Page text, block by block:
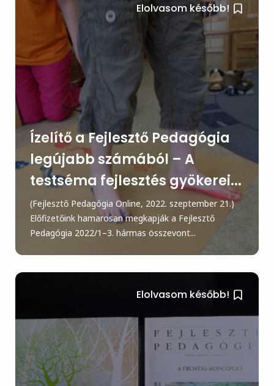
Elolvasom később!
Ízelítő a Fejlesztő Pedagógia
legújabb számából – A
testséma fejlesztés gyökerei...
(Fejlesztő Pedagógia Online, 2022. szeptember 21.)
Előfizetőink hamarosan megkapják a Fejlesztő
Pedagógia 2022/1–3. hármas összevont...
Elolvasom később!